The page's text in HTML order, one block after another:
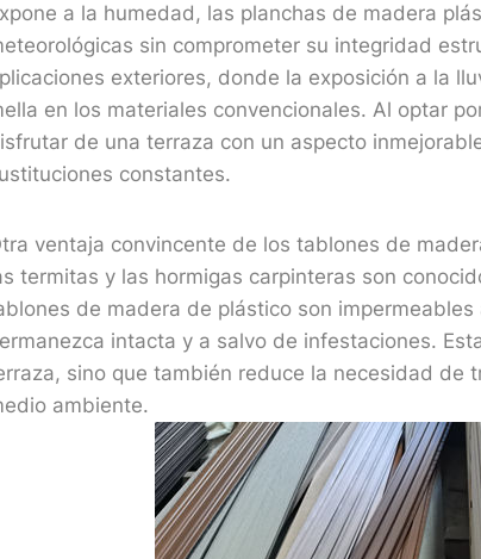
a la humedad, las planchas de madera
sin comprometer su integridad
exteriores, donde la exposición a la
en los materiales convencionales. Al optar
de una terraza con un aspecto
constantes.
ventaja convincente de los tablones de
termitas y las hormigas carpinteras son
de madera de plástico son
intacta y a salvo de infestaciones.
sino que también reduce la necesidad de
ambiente.